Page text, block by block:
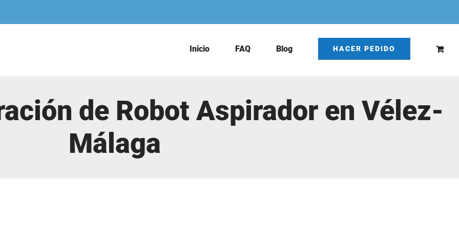
Inicio FAQ Blog HACER PEDIDO
de Robot Aspirador en Vélez-
Málaga